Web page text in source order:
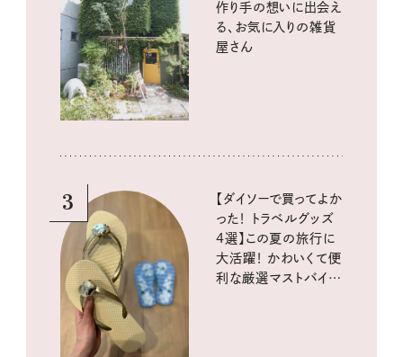
作り手の想いに出会え
る、お気に入りの雑貨
屋さん
3
【ダイソーで買ってよか
った！ トラベルグッズ
4選】この夏の旅行に
大活躍！ かわいくて便
利な厳選マストバイア